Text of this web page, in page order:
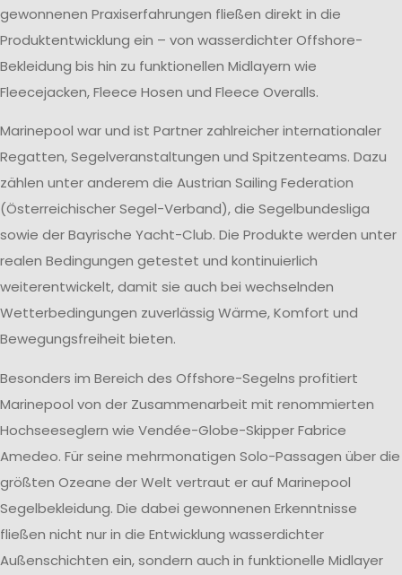
gewonnenen Praxiserfahrungen fließen direkt in die
Produktentwicklung ein – von wasserdichter Offshore-
Bekleidung bis hin zu funktionellen Midlayern wie
Fleecejacken, Fleece Hosen und Fleece Overalls.
Marinepool war und ist Partner zahlreicher internationaler
Regatten, Segelveranstaltungen und Spitzenteams. Dazu
zählen unter anderem die Austrian Sailing Federation
(Österreichischer Segel-Verband), die Segelbundesliga
sowie der Bayrische Yacht-Club. Die Produkte werden unter
realen Bedingungen getestet und kontinuierlich
weiterentwickelt, damit sie auch bei wechselnden
Wetterbedingungen zuverlässig Wärme, Komfort und
Bewegungsfreiheit bieten.
Besonders im Bereich des Offshore-Segelns profitiert
Marinepool von der Zusammenarbeit mit renommierten
Hochseeseglern wie Vendée-Globe-Skipper Fabrice
Amedeo. Für seine mehrmonatigen Solo-Passagen über die
größten Ozeane der Welt vertraut er auf Marinepool
Segelbekleidung. Die dabei gewonnenen Erkenntnisse
fließen nicht nur in die Entwicklung wasserdichter
Außenschichten ein, sondern auch in funktionelle Midlayer